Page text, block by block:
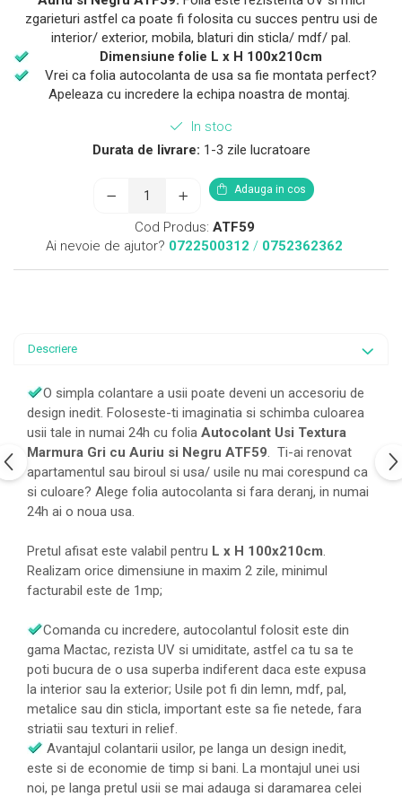
zgarieturi astfel ca poate fi folosita cu succes pentru usi de
interior/ exterior, mobila, blaturi din sticla/ mdf/ pal.
Dimensiune folie L x H 100x210cm
Vrei ca folia autocolanta de usa sa fie montata perfect?
Apeleaza cu incredere la echipa noastra de montaj.
In stoc
Durata de livrare: 1-3 zile lucratoare
Adauga in cos
Cod Produs: ATF59
Ai nevoie de ajutor? 0722500312 / 0752362362
Descriere
O simpla colantare a usii poate deveni un accesoriu de
design inedit. Foloseste-ti imaginatia si schimba culoarea
usii tale in numai 24h cu folia Autocolant Usi Textura
Marmura Gri cu Auriu si Negru ATF59. Ti-ai renovat
apartamentul sau biroul si usa/ usile nu mai corespund ca
si culoare? Alege folia autocolanta si fara deranj, in numai
24h ai o noua usa.
Pretul afisat este valabil pentru L x H 100x210cm.
Realizam orice dimensiune in maxim 2 zile, minimul
facturabil este de 1mp;
Comanda cu incredere, autocolantul folosit este din
gama Mactac, rezista UV si umiditate, astfel ca tu sa te
poti bucura de o usa superba indiferent daca este expusa
la interior sau la exterior; Usile pot fi din lemn, mdf, pal,
metalice sau din sticla, important este sa fie netede, fara
striatii sau texturi in relief.
Avantajul colantarii usilor, pe langa un design inedit,
este si de economie de timp si bani. La montajul unei usi
noi, pe langa pretul usii se mai adauga si daramarea celei